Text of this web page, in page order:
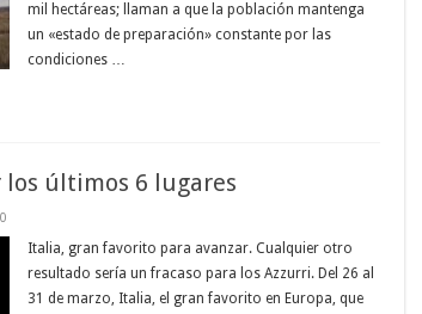
mil hectáreas; llaman a que la población mantenga
un «estado de preparación» constante por las
condiciones …
últimos 6 lugares
0
Italia, gran favorito para avanzar. Cualquier otro
resultado sería un fracaso para los Azzurri. Del 26 al
31 de marzo, Italia, el gran favorito en Europa, que